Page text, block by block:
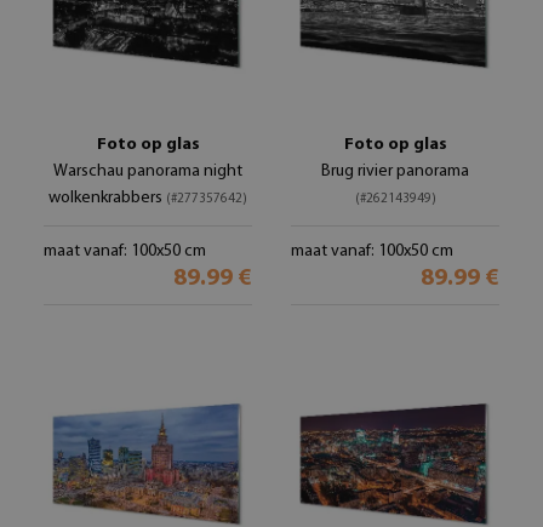
Foto op glas
Warschau panorama night
wolkenkrabbers (#277357642)
maat vanaf: 100x50 cm
89.99 €
Foto op glas
Brug rivier panorama
(#262143949)
maat vanaf: 100x50 cm
89.99 €